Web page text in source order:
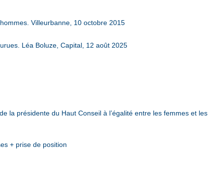
Villeurbanne, 10 octobre 2015
Léa Boluze, Capital, 12 août 2025
la présidente du Haut Conseil à l’égalité entre les femmes et les
+ prise de position